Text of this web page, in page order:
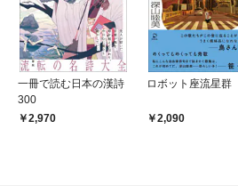
一冊で読む日本の漢詩
300
2,970
ロボット座流星群
2,090